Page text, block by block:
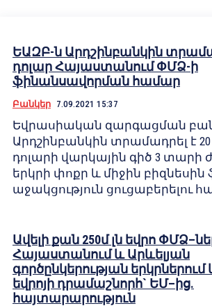
ԵԱԶԲ-ն Արդշինբանկին
դոլար Հայաստանում ՓՄՁ-ի
ֆինանսավորման համար
Բանկեր 7.09.2021 15:37
Եվրասիական զարգացման
Արդշինբանկին տրամադրել է 20
դոլարի վարկային գիծ 3 տարի
երկրի փոքր և միջին
աջակցություն ցուցաբերելու
Ավելի քան 250մ լն եվրո
Հայաստանում և Արևելյան
գործընկերության երկրներում
եվրոյի դրամաշնորհ` ԵՄ–ից.
հայտարարություն